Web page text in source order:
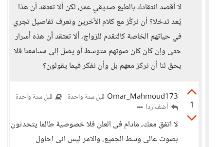
لا أقصد انتقادك بالطبع صديقي عمر، لكن ألا تعتقد أن هذا
يُعد تدخلا؟ أن نركّز مع كلام الآخرين ونعرف تفاصيل تجري
في حياتهم الخاصة كالتقدم للزواج، ألا تعتقد أن هذه أسرار
حتى وإن كان كان صوتهم متوسط أو يصل إلى مسامعنا فلا
يحق لنا أن نركز معهم بل وأن نفكر فيما يقولون؟
1
Omar_Mahmoud173 قبل سنة واحدة قبل سنة واحدة
أضف ردا
لا اتفق معك، مادام فى العلن فلا خصوصية طالما يتحدثون
بصوت عالى وسط الجميع، والامر ليس انى احاول